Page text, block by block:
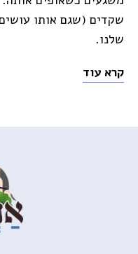
שקדים (שגם אותו
שלנו.
קרא עוד